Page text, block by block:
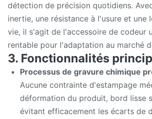
détection de précision quotidiens.
inertie, une résistance à l'usure et une
vie, il s'agit de l'accessoire de codeur
rentable pour l'adaptation au marché
3. Fonctionnalités
Processus de gravure chimique
Aucune contrainte d'estampage
déformation du produit, bord lisse
évitant efficacement les écarts de